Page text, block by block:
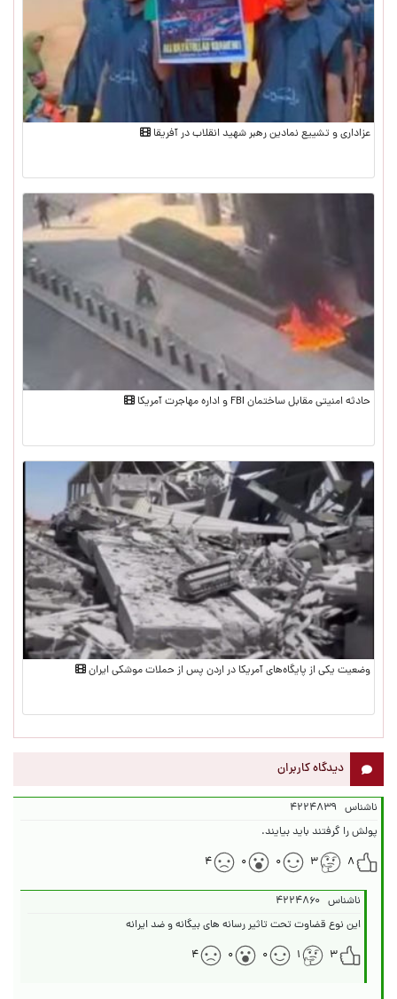
عزاداری و تشییع نمادین رهبر شهید انقلاب در آفریقا
حادثه امنیتی مقابل ساختمان FBI و اداره مهاجرت آمریکا
وضعیت یکی از پایگاه‌های آمریکا در اردن پس از حملات موشکی ایران
دیدگاه کاربران
ناشناس ۴۲۲۴۸۳۹
پولش را گرفتند باید بیایند.
۸
۳ ۰ ۰ ۴
ناشناس ۴۲۲۴۸۶۰
این نوع قضاوت تحت تاثیر رسانه های بیگانه و ضد ایرانه
۳
۱ ۰ ۰ ۴